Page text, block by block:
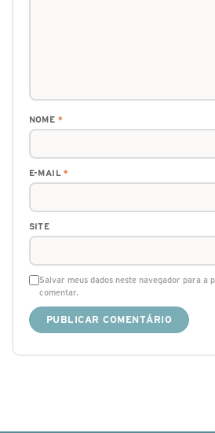
NOME *
E-MAIL*
SITE
Salvar meus dados neste navegador para a
comentar.